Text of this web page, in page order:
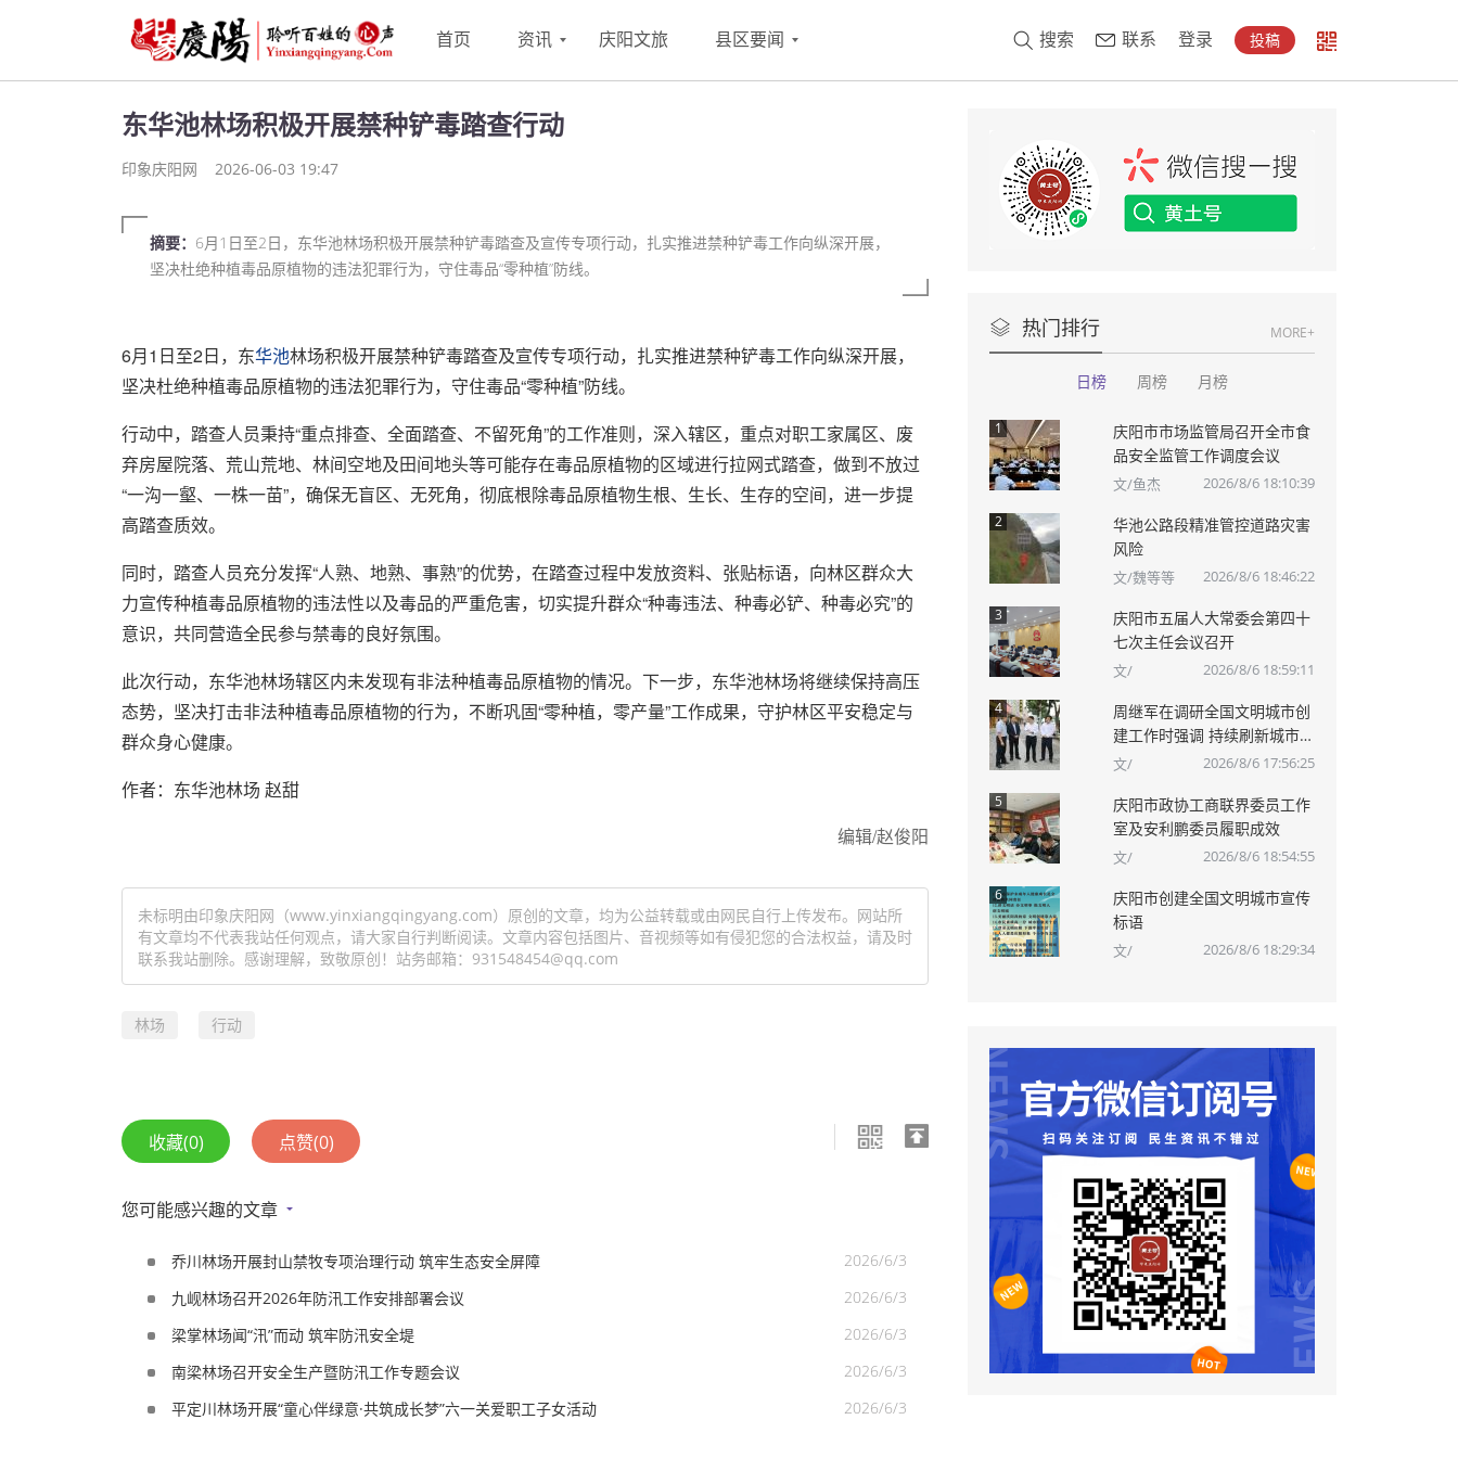
首页 资讯 庆阳文旅 县区要闻 搜索 联系 登录 投稿
东华池林场积极开展禁种铲毒踏查行动
印象庆阳网 2026-06-03 19:47
摘要： 6月1日至2日，东华池林场积极开展禁种铲毒踏查及宣传专项行动，扎实推进禁种铲毒工作向纵深开展，
坚决杜绝种植毒品原植物的违法犯罪行为，守住毒品“零种植”防线。
6月1日至2日，东华池林场积极开展禁种铲毒踏查及宣传专项行动，扎实推进禁种铲毒工作向纵深开展，
坚决杜绝种植毒品原植物的违法犯罪行为，守住毒品“零种植”防线。
行动中，踏查人员秉持“重点排查、全面踏查、不留死角”的工作准则，深入辖区，重点对职工家属区、废
弃房屋院落、荒山荒地、林间空地及田间地头等可能存在毒品原植物的区域进行拉网式踏查，做到不放过
“一沟一壑、一株一苗”，确保无盲区、无死角，彻底根除毒品原植物生根、生长、生存的空间，进一步提
高踏查质效。
同时，踏查人员充分发挥“人熟、地熟、事熟”的优势，在踏查过程中发放资料、张贴标语，向林区群众大
力宣传种植毒品原植物的违法性以及毒品的严重危害，切实提升群众“种毒违法、种毒必铲、种毒必究”的
意识，共同营造全民参与禁毒的良好氛围。
此次行动，东华池林场辖区内未发现有非法种植毒品原植物的情况。下一步，东华池林场将继续保持高压
态势，坚决打击非法种植毒品原植物的行为，不断巩固“零种植，零产量”工作成果，守护林区平安稳定与
群众身心健康。
作者：东华池林场 赵甜
编辑/赵俊阳
未标明由印象庆阳网（www.yinxiangqingyang.com）原创的文章，均为公益转载或由网民自行上传发布。网站所
有文章均不代表我站任何观点，请大家自行判断阅读。文章内容包括图片、音视频等如有侵犯您的合法权益，请及时
联系我站删除。感谢理解，致敬原创！站务邮箱：931548454@qq.com
林场 行动
收藏(0) 点赞(0)
您可能感兴趣的文章
乔川林场开展封山禁牧专项治理行动 筑牢生态安全屏障
2026/6/3
九岘林场召开2026年防汛工作安排部署会议
2026/6/3
梁掌林场闻“汛”而动 筑牢防汛安全堤
2026/6/3
南梁林场召开安全生产暨防汛工作专题会议
2026/6/3
平定川林场开展“童心伴绿意·共筑成长梦”六一关爱职工子女活动
2026/6/3
热门排行 MORE+
日榜 周榜 月榜
1
庆阳市市场监管局召开全市食
品安全监管工作调度会议
文/鱼杰 2026/8/6 18:10:39
2
华池公路段精准管控道路灾害
风险
文/魏等等 2026/8/6 18:46:22
3
庆阳市五届人大常委会第四十
七次主任会议召开
文/ 2026/8/6 18:59:11
4
周继军在调研全国文明城市创
建工作时强调 持续刷新城市
“颜值”不断升华城市“内涵”
文/ 2026/8/6 17:56:25
5
庆阳市政协工商联界委员工作
室及安利鹏委员履职成效
文/ 2026/8/6 18:54:55
6
庆阳市创建全国文明城市宣传
标语
文/ 2026/8/6 18:29:34